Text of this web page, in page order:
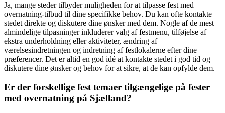
Ja, mange steder tilbyder muligheden for at tilpasse fest med
overnatning-tilbud til dine specifikke behov. Du kan ofte kontakte
stedet direkte og diskutere dine ønsker med dem. Nogle af de mest
almindelige tilpasninger inkluderer valg af festmenu, tilføjelse af
ekstra underholdning eller aktiviteter, ændring af
værelsesindretningen og indretning af festlokalerne efter dine
præferencer. Det er altid en god idé at kontakte stedet i god tid og
diskutere dine ønsker og behov for at sikre, at de kan opfylde dem.
Er der forskellige fest temaer tilgængelige på fester
med overnatning på Sjælland?